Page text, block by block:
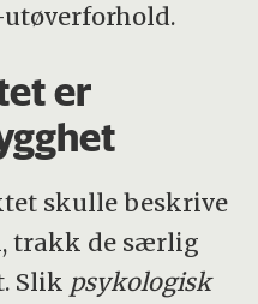
er
skulle beskrive
trakk de særlig
Slik psykologisk